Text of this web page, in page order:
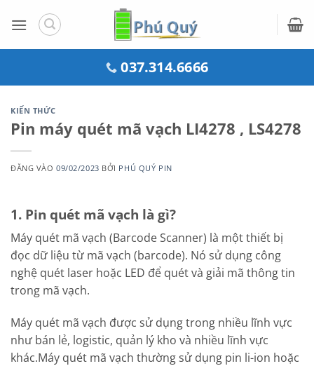
qua
037.314.6666
KIẾN THỨC
Pin máy quét mã vạch LI4278 , LS4278
ĐĂNG VÀO09/02/2023 BỞI PHÚ QUÝ PIN
1. Pin quét mã vạch là gì?
Máy quét mã vạch (Barcode Scanner) là một thiết bị
đọc dữ liệu từ mã vạch (barcode). Nó sử dụng công
nghệ quét laser hoặc LED để quét và giải mã thông tin
trong mã vạch.
Máy quét mã vạch được sử dụng trong nhiều lĩnh vực
như bán lẻ, logistic, quản lý kho và nhiều lĩnh vực
khác.Máy quét mã vạch thường sử dụng pin li-ion hoặc